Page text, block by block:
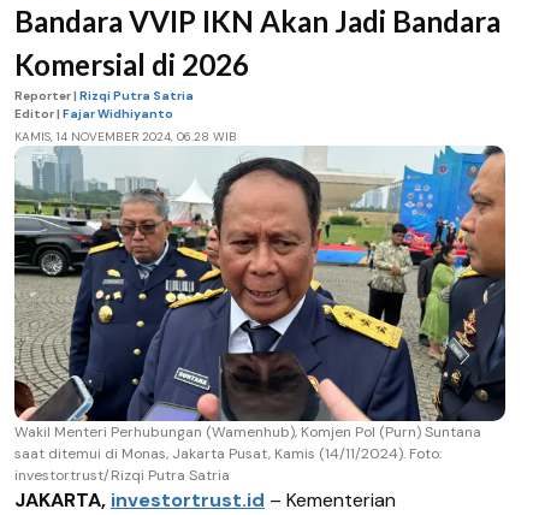
Bandara VVIP IKN Akan Jadi Bandara
Komersial di 2026
Reporter | Rizqi Putra Satria
Editor | Fajar Widhiyanto
KAMIS, 14 NOVEMBER 2024, 06.28 WIB
Wakil Menteri Perhubungan (Wamenhub), Komjen Pol (Purn) Suntana
saat ditemui di Monas, Jakarta Pusat, Kamis (14/11/2024). Foto:
investortrust/Rizqi Putra Satria
JAKARTA, investortrust.id – Kementerian